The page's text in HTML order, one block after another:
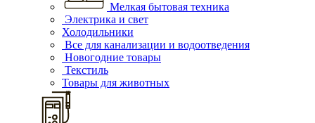
Мелкая бытовая техника
Электрика и свет
Холодильники
Все для канализации и водоотведения
Новогодние товары
Текстиль
Товары для животных